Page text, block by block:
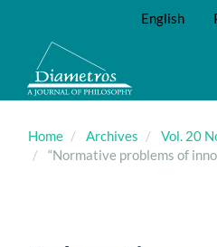
Main
Content
Sidebar
English
Home Archives
Vol. 20
“Normative problems of